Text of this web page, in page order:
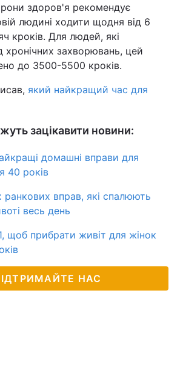
здоров'я рекомендує
людині ходити щодня від 6
кроків. Для людей, які
хронічних захворювань, цей
до 3500-5500 кроків.
який найкращий час для
зацікавити новини:
домашні вправи для
40 років
вправ, які спалюють
весь день
щоб прибрати живіт для жінок
НАС